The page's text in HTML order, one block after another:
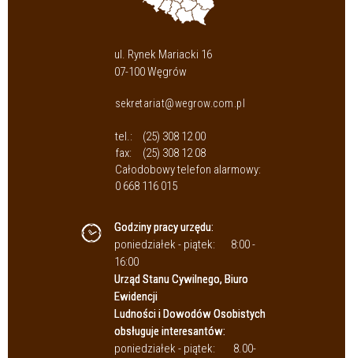
ul. Rynek Mariacki 16
07-100 Węgrów
sekretariat@wegrow.com.pl
tel.:
(25) 308 12 00
fax:
(25) 308 12 08
Całodobowy telefon alarmowy:
0 668 116 015
Godziny pracy urzędu:
poniedziałek - piątek:
8:00 -
16:00
Urząd Stanu Cywilnego, Biuro
Ewidencji
Ludności i Dowodów Osobistych
obsługuje interesantów:
poniedziałek - piątek:
8.00-